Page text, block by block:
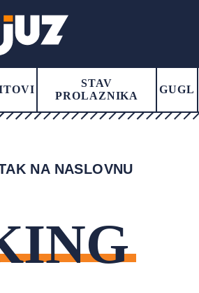
STAV
PROLAZNIKA
GUGL
NA NASLOVNU